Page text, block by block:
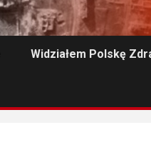
Widziałem Polskę